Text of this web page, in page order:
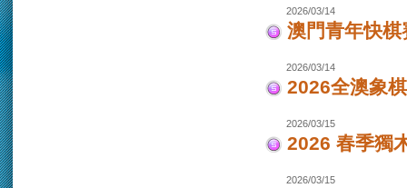
2026/03/14
澳門青年快棋
2026/03/14
2026全澳象
2026/03/15
2026 春季獨
2026/03/15